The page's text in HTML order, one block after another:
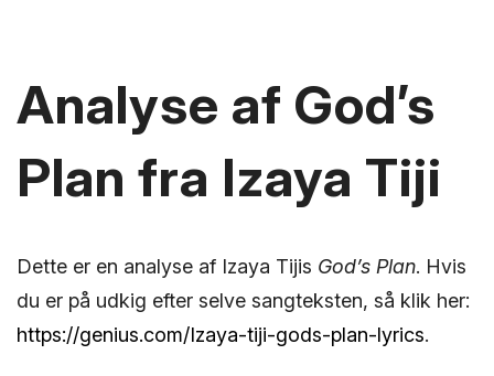
Analyse af God’s
Plan fra Izaya Tiji
Dette er en analyse af Izaya Tijis God’s Plan. Hvis
du er på udkig efter selve sangteksten, så klik her:
https://genius.com/Izaya-tiji-gods-plan-lyrics.